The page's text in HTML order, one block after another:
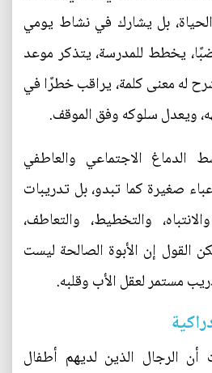
بل يشارك في نشاط يومي
يخطط للمدرسة، يتذكر موعد
له معنى كلمة، يراقب خطرًا في
ويعدل سلوكه وفق الموقف.
الدماغ الاجتماعي والعاطفي
صغيرة كما تبدو، بل تدريبات
والتخطيط، والتعاطف،
القول إن الأبوة الصالحة ليست
مستمر لعقل الأب وقلبه.
الرجال الذين لديهم أطفال